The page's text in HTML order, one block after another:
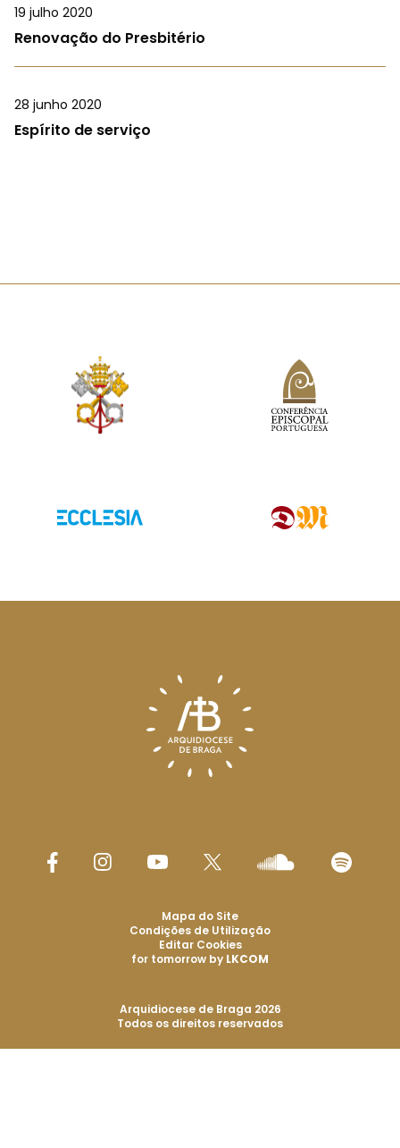
19 julho 2020
Renovação do Presbitério
28 junho 2020
Espírito de serviço
Arquidiocese de Braga 2026
Todos os direitos reservados
Mapa do Site
Condições de Utilização
Editar Cookies
for tomorrow by LKCOM